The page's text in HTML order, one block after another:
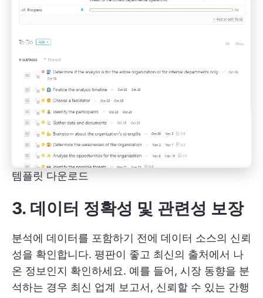
템플릿 다운로드
3. 데이터 정확성 및 관련성 보장
분석에 데이터를 포함하기 전에 데이터 소스의 신뢰
성을 확인합니다. 평판이 좋고 최신의 출처에서 나
온 정보인지 확인하세요. 예를 들어, 시장 동향을 분
석하는 경우 최신 업계 보고서, 신뢰할 수 있는 간행